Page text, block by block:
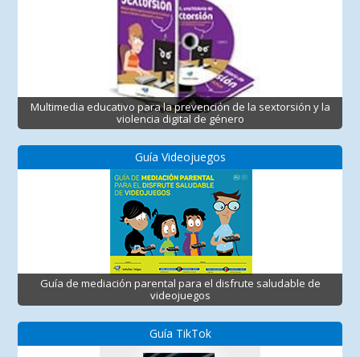
Multimedia educativo para la prevención de la sextorsión y la
violencia digital de género
Guía Videojuegos
Guía de mediación parental para el disfrute saludable de
videojuegos
Guía TikTok